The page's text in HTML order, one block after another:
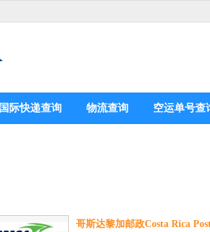
国际快递查询 物流查询 空运单号查
哥斯达黎加邮政Costa Rica